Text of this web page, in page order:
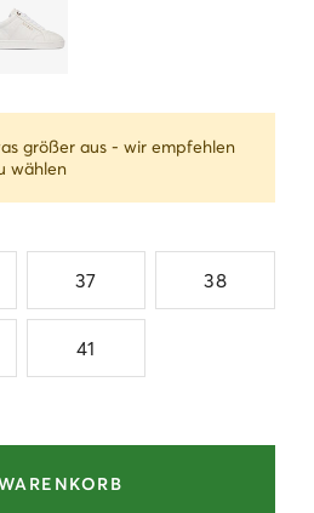
größer aus - wir empfehlen
wählen
37 38
41